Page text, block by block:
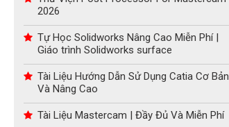
2026
Tự Học Solidworks Nâng Cao Miễn Phí |
Giáo trình Solidworks surface
Tài Liệu Hướng Dẫn Sử Dụng Catia Cơ Bản
Và Nâng Cao
Tài Liệu Mastercam | Đầy Đủ Và Miễn Phí